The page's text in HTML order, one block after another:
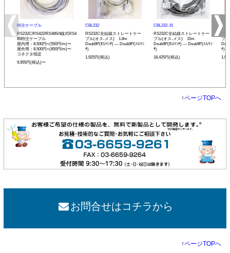
特注ケーブル
RS232C/RS422/RS485/4線式RS4
85特注ケーブル
屋内用：8,500円+(550円/m)〜
屋外用：8,500円+(850円/m)〜
コネクタ指定
9,955円(税込)〜
CBL232
RS232C全結線ストレートケー
ブル(オス-メス) 1.8m
Dsub9P(ｵｽ/ｲﾝﾁ) ― Dsub9P(ﾒｽ/ｲﾝ
ﾁ)
1,925円(税込)
CBL232-15
RS232C全結線ストレートケー
ブル(オス-メス) 15m
Dsub9P(ｵｽ/ｲﾝﾁ) ― Dsub9P(ﾒｽ/ｲﾝ
ﾁ)
18,425円(税込)
ブ
ﾁ)
↑ページTOPへ
お問合せはコチラから
↑ページTOPへ